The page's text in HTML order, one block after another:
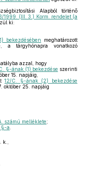
Alapból történő
1999. (III. 3.) Korm. rendelet (a
ki:
bekezdésében meghatározott
a tárgyhónapra vonatkozó
azzal, hogy
§-ának (1) bekezdése szerinti
15. napjáig,
12/C. §-ának (2) bekezdése
október 25. napjáig
számú melléklete;
§-a
k.,